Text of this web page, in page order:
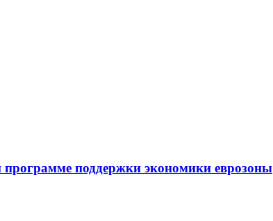
поддержки экономики еврозоны